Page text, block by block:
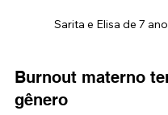
Sarita e Elisa de 7
Burnout materno
gênero